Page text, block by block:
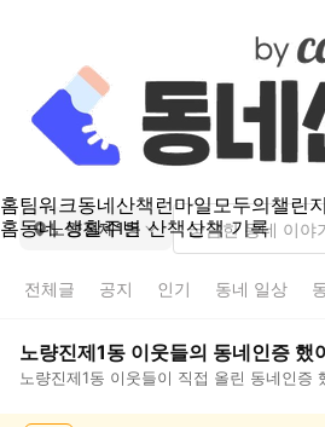
홈팀워크동네산책 런마일모두의챌린
홈동네 생활주변 산책산책 기록
노량진제1동
전체글 공지 인기 동네 일상
노량진제1동 이웃들의 동네인증 했
노량진제1동 이웃들이 직접 올린 동네인증